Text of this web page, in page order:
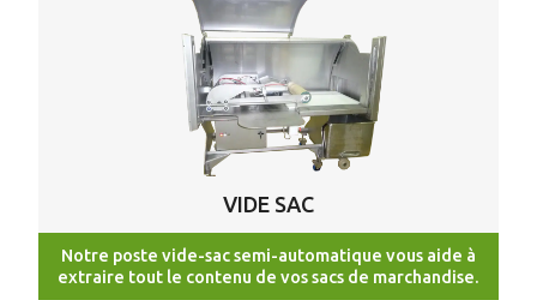
VIDE SAC
Notre poste vide-sac semi-automatique vous aide à
extraire tout le contenu de vos sacs de marchandise.